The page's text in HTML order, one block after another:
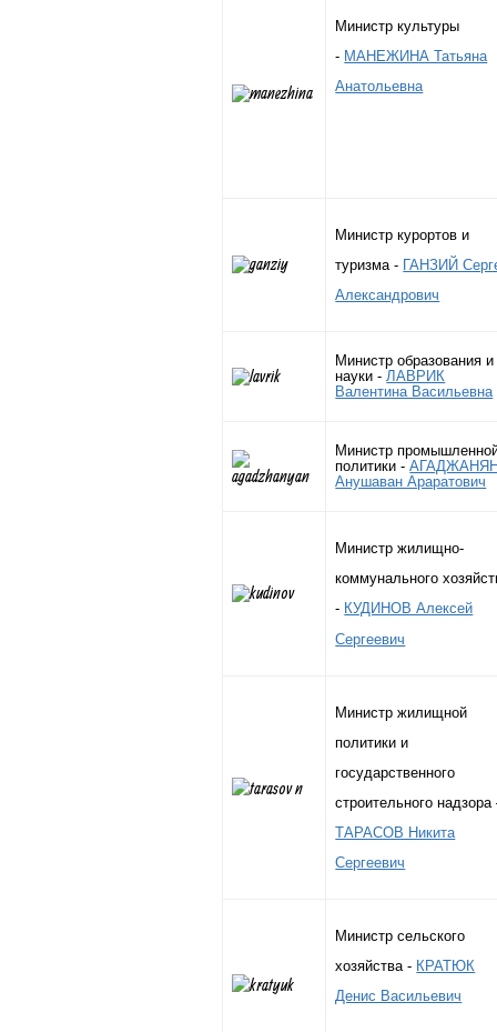
Министр культуры
- МАНЕЖИНА Татьяна
Анатольевна
Министр курортов и
туризма - ГАНЗИЙ
Александрович
Министр образования и
науки - ЛАВРИК
Валентина Васильевна
Министр
политики -
Анушаван Араратович
Министр жилищно-
коммунального
- КУДИНОВ Алексей
Сергеевич
Министр жилищной
политики и
государственного
строительного
ТАРАСОВ Никита
Сергеевич
Министр сельского
хозяйства - КРАТЮК
Денис Васильевич